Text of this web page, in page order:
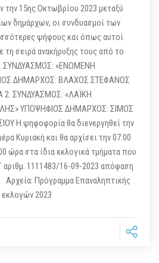
την 15ης Οκτωβρίου 2023 μεταξύ
δημάρχων, οι συνδυασμοί των
ψήφους και όπως αυτοί
σειρά ανακήρυξης τους από το
ΣΥΝΔΥΑΣΜΟΣ: «ΕΝΩΜΕΝΗ
ΔΗΜΑΡΧΟΣ: ΒΛΑΧΟΣ ΣΤΕΦΑΝΟΣ
2. ΣΥΝΔΥΑΣΜΟΣ: «ΛΑΪΚΗ
ΥΠΟΨΗΦΙΟΣ ΔΗΜΑΡΧΟΣ: ΣΙΜΟΣ
Η ψηφοφορία θα διενεργηθεί την
Κυριακή και θα αρχίσει την 07:00
ώρα στα ίδια εκλογικά τμήματα που
αριθμ. 1111483/16-09-2023 απόφαση
Αρχεία: Πρόγραμμα Επαναληπτικής
εκλογών 2023